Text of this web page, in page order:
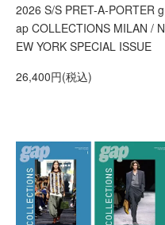
2026 S/S PRET-A-PORTER g
ap COLLECTIONS MILAN / N
EW YORK SPECIAL ISSUE
26,400円(税込)